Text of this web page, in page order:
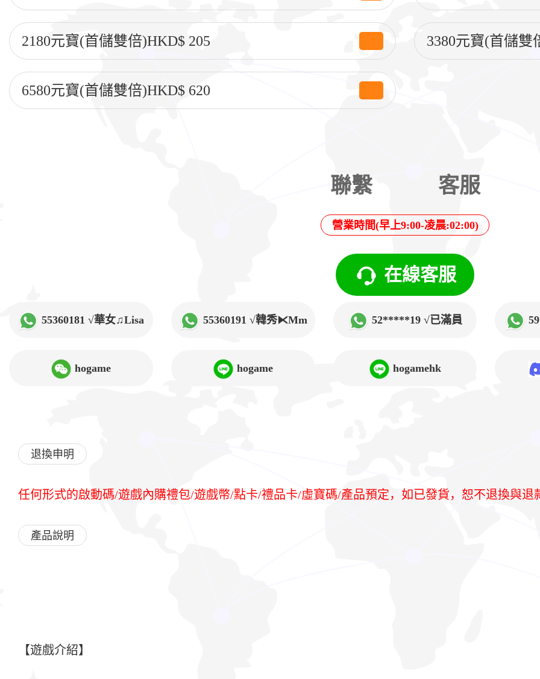
2180元寶(首儲雙倍)HKD$ 205 3380元寶(首儲雙
6580元寶(首儲雙倍)HKD$ 620
聯繫 客服
營業時間(早上9:00-凌晨:02:00)
在線客服
55360181 √華女♫Lisa 55360191 √韓秀⧔Mm 52*****19 √已滿員
hogame hogame hogamehk
退換申明
任何形式的啟動碼/遊戲內購禮包/遊戲幣/點卡/禮品卡/虛寶碼/產品預定，如已發貨，恕不退換與退
產品說明
【遊戲介紹】